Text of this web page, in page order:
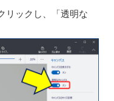
て、キャンパスサイ